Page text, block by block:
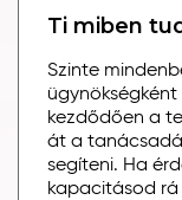
Ti miben
Szinte
kezdődően a
át a
segíteni. Ha
kapacitásod